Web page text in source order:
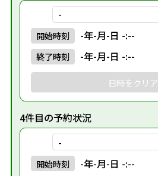
-
開始時刻 -年-月-日 -:--
終了時刻 -年-月-日 -:--
日時をクリア
4件目の予約状況
-
開始時刻 -年-月-日 -:--